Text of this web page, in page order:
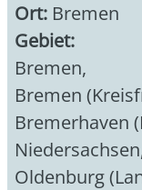
Ort: Bremen
Gebiet:
Bremen,
Bremen
Bremerhaven
Niedersachsen
Oldenburg